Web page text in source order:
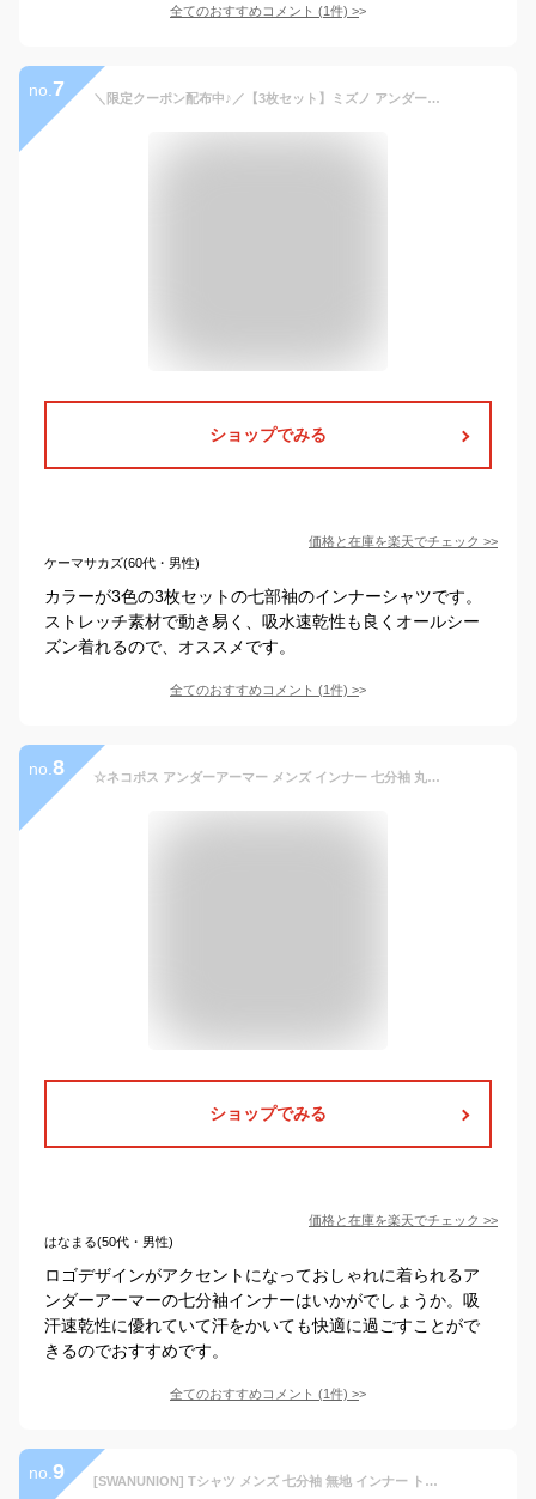
全てのおすすめコメント (1件) >
no. 7 ＼限定クーポン配布中♪／【3枚セット】ミズノ アンダーウェア 男性用 医療用 白衣 看護師 7分袖 MZ-0135 病院 医者 介護士 肌着 クリニック メンズ インナーウェア アンダーシャツ スクラブインナー 整骨院 整体 制服 ストレッチ 吸汗速乾 七分袖 ナース MIZUNO【送料無料】
ショップでみる
価格と在庫を楽天でチェック >>
ケーマサカズ(60代・男性)
カラーが3色の3枚セットの七部袖のインナーシャツです。
ストレッチ素材で動き易く、吸水速乾性も良くオールシー
ズン着れるので、オススメです。
全てのおすすめコメント (1件) >
no. 8 ☆ネコポス アンダーアーマー メンズ インナー 七分袖 丸首 UA ヒートギア アーマー コンプレッション 3/4 クルー シャツ 吸汗速乾 抗菌防臭 ストレッチ 通気性 UVカット ピタッと着用 高校野球対応 トレーニング ランニング 野球 UNDER ARMOUR 1378235 あす楽 対応可
ショップでみる
価格と在庫を楽天でチェック >>
はなまる(50代・男性)
ロゴデザインがアクセントになっておしゃれに着られるア
ンダーアーマーの七分袖インナーはいかがでしょうか。吸
汗速乾性に優れていて汗をかいても快適に過ごすことがで
きるのでおすすめです。
全てのおすすめコメント (1件) >
no. 9 [SWANUNION] Tシャツ メンズ 七分袖 無地 インナー トップス 男性 カットソー 細身 タイト U首 L ブラック f320-L-va1